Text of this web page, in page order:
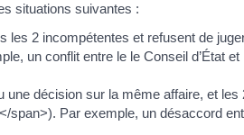
situations suivantes :
les 2 incompétentes et refusent de
un conflit entre le le Conseil d’État et
décision sur la même affaire, et les
span>). Par exemple, un désaccord